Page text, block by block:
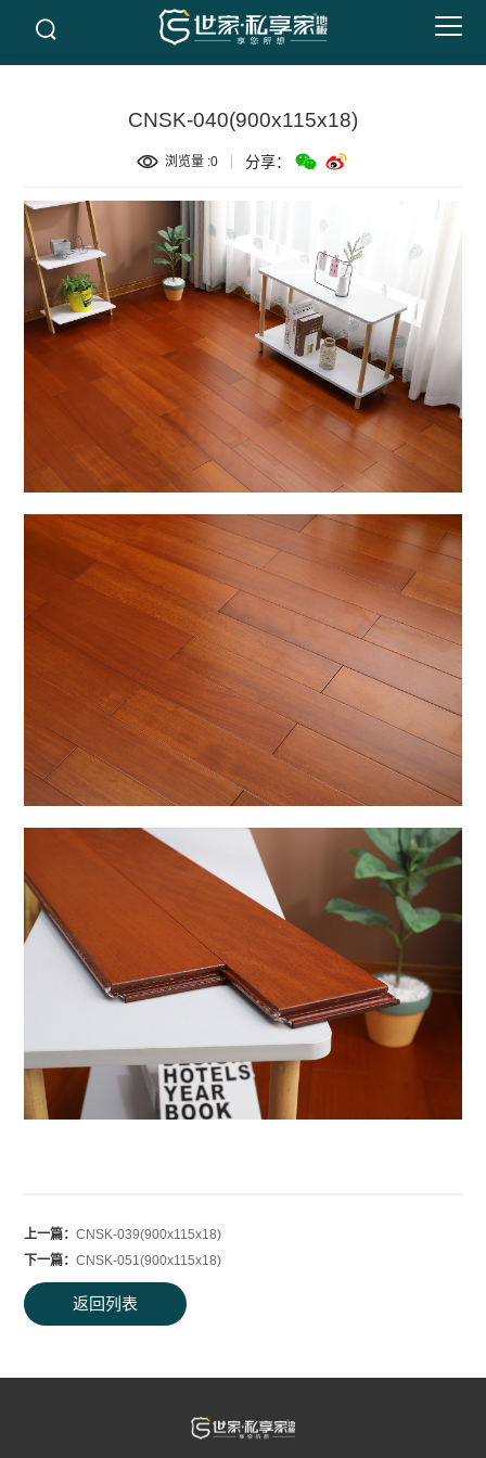
CNSK-040(900x115x18)
浏览量 :0 分享：
上一篇：CNSK-039(900x115x18)
下一篇：CNSK-051(900x115x18)
返回列表